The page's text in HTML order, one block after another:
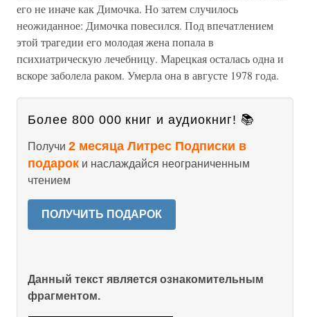
его не иначе как Димочка. Но затем случилось
неожиданное: Димочка повесился. Под впечатлением
этой трагедии его молодая жена попала в
психиатрическую лечебницу. Марецкая осталась одна и
вскоре заболела раком. Умерла она в августе 1978 года.
Более 800 000 книг и аудиокниг! 📚
Получи 2 месяца Литрес Подписки в
подарок и наслаждайся неограниченным
чтением
ПОЛУЧИТЬ ПОДАРОК
Данный текст является ознакомительным
фрагментом.